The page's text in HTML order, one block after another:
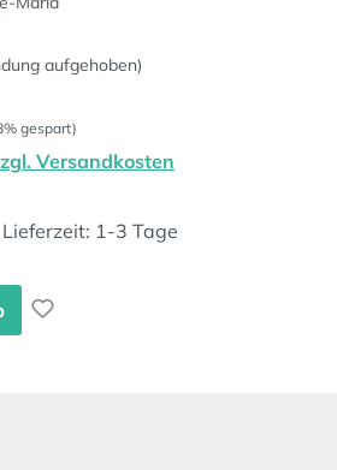
aufgehoben)
gespart)
Versandkosten
1-3 Tage